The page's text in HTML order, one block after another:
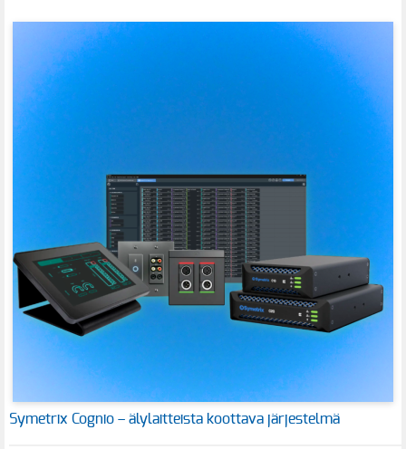
Symetrix Cognio – älylaitteista koottava järjestelmä